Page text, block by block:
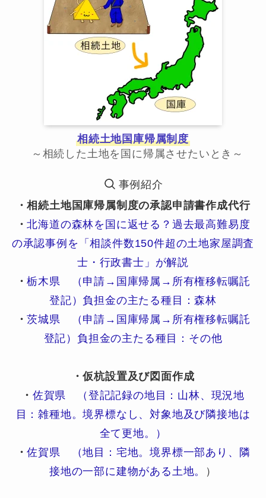
相続土地国庫帰属制度
～相続した土地を国に帰属させたいとき～
事例紹介
・相続土地国庫帰属制度の承認申請書作成代行
・北海道の森林を国に返せる？過去最高難易度
の承認事例を「相談件数150件超の土地家屋調査
士・行政書士」が解説
・栃木県 （申請→国庫帰属→所有権移転嘱託
登記）負担金の主たる種目：森林
・茨城県 （申請→国庫帰属→所有権移転嘱託
登記）負担金の主たる種目：その他
・仮杭設置及び図面作成
・ 佐賀県 （登記記録の地目：山林、現況地
目：雑種地。境界標なし、対象地及び隣接地は
全て更地。）
・佐賀県 （地目：宅地。境界標一部あり、隣
接地の一部に建物がある土地。
）